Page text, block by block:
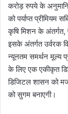
करोड़ रुपये के
को पर्याप्त प्रीमियम
कृषि मिशन के अंतर्गत,
इसके अंतर्गत उर्वरक
न्यूनतम समर्थन मूल्य
के लिए एक एकीकृत
डिजिटल शासन को
को सुगम बनाएगी।